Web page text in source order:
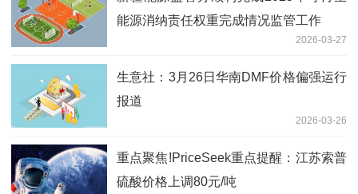
能源消纳责任权重完成情况监管工作
2026-03-27
生意社：3月26日华南DMF价格偏强运行
报道
2026-03-26
重点聚焦!PriceSeek重点提醒：江苏索普
硫酸价格上调80元/吨